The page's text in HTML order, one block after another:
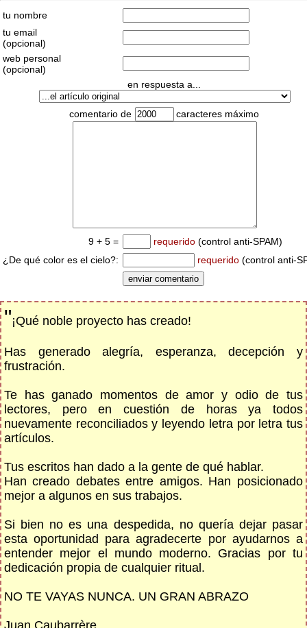
tu nombre
tu email
(opcional)
web personal
(opcional)
en respuesta a...
comentario de caracteres máximo
9 + 5 = requerido (control anti-SPAM)
¿De qué color es el cielo?:
requerido (control anti-
"¡Qué noble proyecto has creado!
Has generado alegría, esperanza, decepción y
frustración.
Te has ganado momentos de amor y odio de tus
lectores, pero en cuestión de horas ya todos
nuevamente reconciliados y leyendo letra por letra tus
artículos.
Tus escritos han dado a la gente de qué hablar.
Han creado debates entre amigos. Han posicionado
mejor a algunos en sus trabajos.
Si bien no es una despedida, no quería dejar pasar
esta oportunidad para agradecerte por ayudarnos a
entender mejor el mundo moderno. Gracias por tu
dedicación propia de cualquier ritual.
NO TE VAYAS NUNCA. UN GRAN ABRAZO
Juan Caubarrère